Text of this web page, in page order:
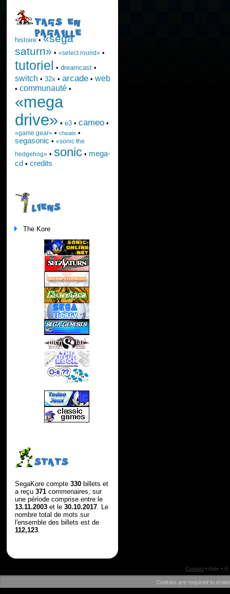
TAGS EN
PAGAILLE
histoire• «sega
saturn» • «select round»•
tutoriel • dreamcast•
switch • 32x • arcade• web
• communauté•
«mega
drive» • e3• cameo•
«game gear»• cheats •
segasonic • «sonic the
hedgehog»• sonic• mega-
cd • credits
LIENS
The Kore
STATS
SegaKore compte 330billets et
a reçu 371commenaires, sur
une période comprise entre le
13.11.2003et le 30.10.2017. Le
nombre total de mots sur
l'ensemble des billets est de
112,123.
Contact• Aide • ©
Cookies are required to